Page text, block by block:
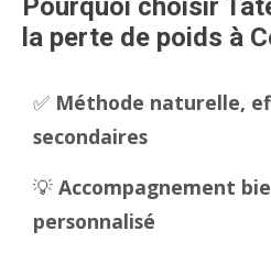
Pourquoi choisir
la perte de poids à
✅ Méthode naturelle,
secondaires
💡 Accompagnement
personnalisé